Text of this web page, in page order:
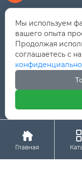
 +8618206025503


351144, Китай,
промышленная
Авторское

Главная
Мы используем
вашего опыта
Продолжая
соглашаетесь с